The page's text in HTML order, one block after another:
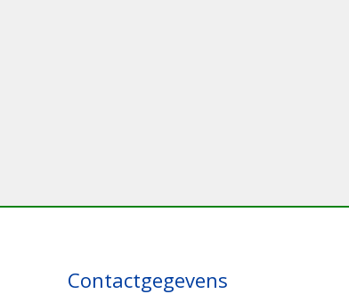
Contactgegevens